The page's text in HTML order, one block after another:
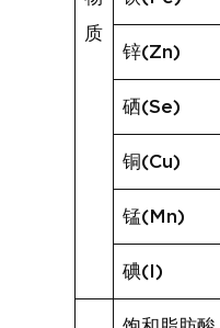
质
锌(Zn)
硒(Se)
铜(Cu)
锰(Mn)
碘(I)